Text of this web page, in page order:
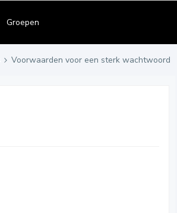
Groepen
Voorwaarden voor een sterk wachtwoord